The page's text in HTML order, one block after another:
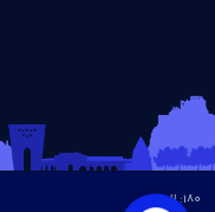
all :180